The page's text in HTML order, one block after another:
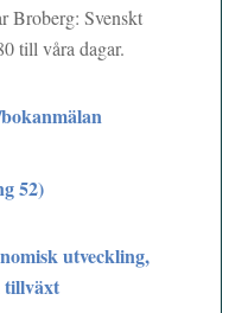
Broberg: Svenskt
till våra dagar.
52)
utveckling,
tillväxt